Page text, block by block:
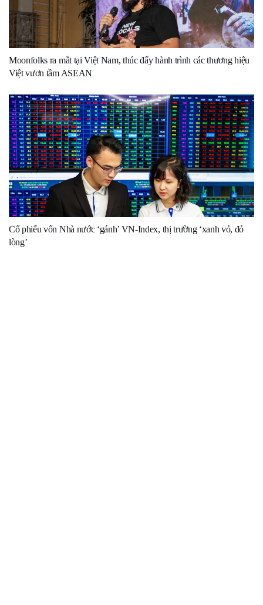
Moonfolks ra mắt tại Việt Nam, thúc đẩy hành trình các thương hiệu
Việt vươn tầm ASEAN
Cổ phiếu vốn Nhà nước ‘gánh’ VN-Index, thị trường ‘xanh vỏ, đỏ
lòng’